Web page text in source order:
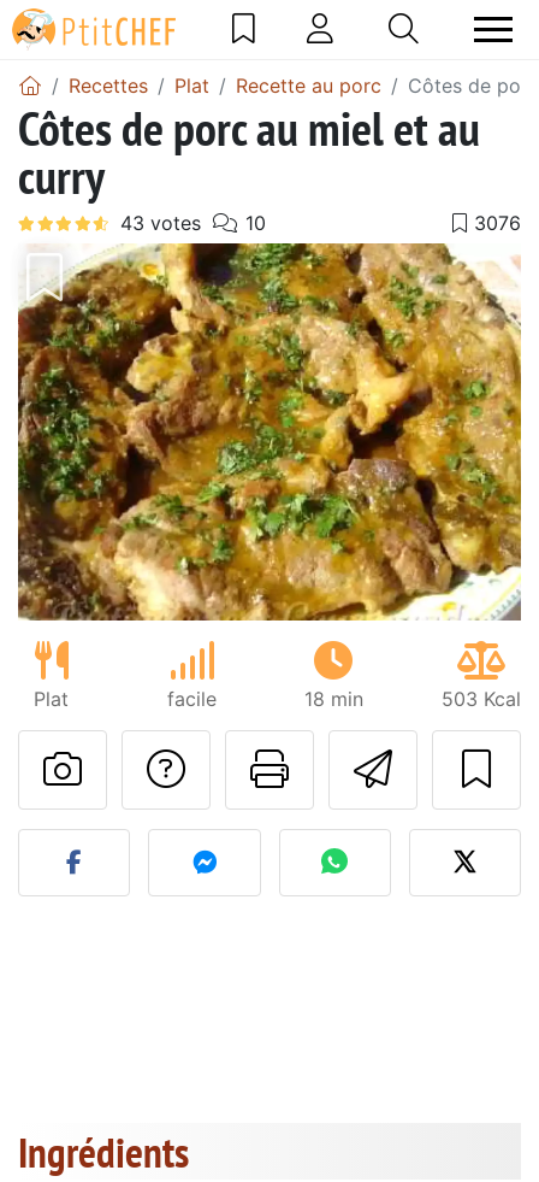
Recettes Plat Recette au porc Côtes de
Côtes de porc au miel et au
curry
Plat facile 18 min 503 Kcal
Imprimer
Poser une
Publier votre photo de
Ingrédients